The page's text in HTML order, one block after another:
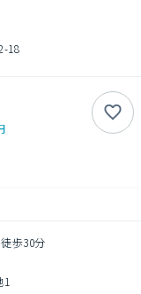
18
歩30分